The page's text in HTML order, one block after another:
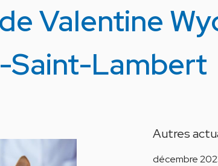
Valentine
Saint-Lambert
Autres
décembre